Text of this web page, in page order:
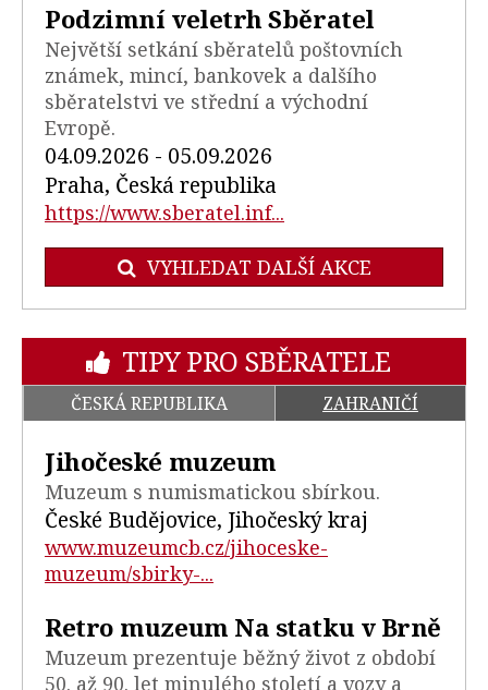
Podzimní veletrh Sběratel
Největší setkání sběratelů poštovních
známek, mincí, bankovek a dalšího
sběratelstvi ve střední a východní
Evropě.
04.09.2026 - 05.09.2026
Praha, Česká republika
https://www.sberatel.inf...
VYHLEDAT DALŠÍ AKCE
TIPY PRO SBĚRATELE
ČESKÁ REPUBLIKA ZAHRANIČÍ
Jihočeské muzeum
Muzeum s numismatickou sbírkou.
České Budějovice, Jihočeský kraj
www.muzeumcb.cz/jihoceske-
muzeum/sbirky-...
Retro muzeum Na statku v Brně
Muzeum prezentuje běžný život z období
50. až 90. let minulého století a vozy a